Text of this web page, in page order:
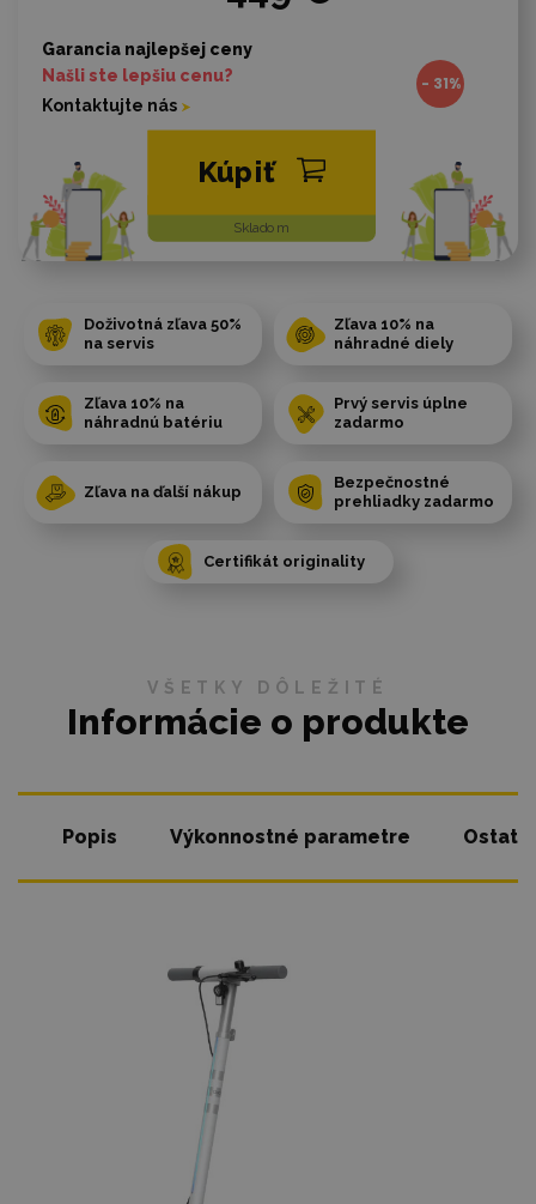
- 31%
Skladom
Kúpiť
Garancia najlepšej ceny
Našli ste lepšiu cenu?
Kontaktujte nás
Doživotná zľava 50%
na servis
Zľava 10% na
náhradné diely
Zľava 10% na
náhradnú batériu
Prvý servis úplne
zadarmo
Zľava na ďalší nákup
Bezpečnostné
prehliadky zadarmo
Certifikát originality
VŠETKY DÔLEŽITÉ
Informácie o produkte
Popis Výkonnostné parametre